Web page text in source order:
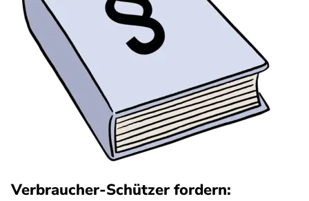
Verbraucher-Schützer fordern: